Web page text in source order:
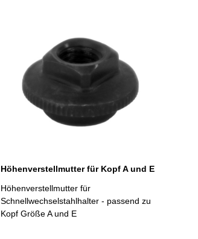
Höhenverstellmutter für Kopf A und E
Höhenverstellmutter für
Schnellwechselstahlhalter - passend zu
Kopf Größe A und E